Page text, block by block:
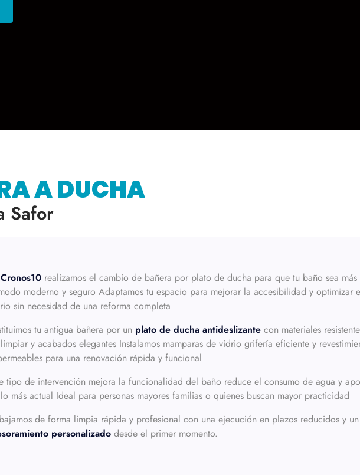
A DUCHA
Safor
Cronos10 realizamos el cambio de bañera por plato de ducha para que tu baño sea más
moderno y seguro Adaptamos tu espacio para mejorar la accesibilidad y optimizar
sin necesidad de una reforma completa
tu antigua bañera por un plato de ducha antideslizante con materiales
y acabados elegantes Instalamos mamparas de vidrio grifería eficiente y
para una renovación rápida y funcional
tipo de intervención mejora la funcionalidad del baño reduce el consumo de agua y
más actual Ideal para personas mayores familias o quienes buscan mayor practicidad
de forma limpia rápida y profesional con una ejecución en plazos reducidos y un
personalizado desde el primer momento.